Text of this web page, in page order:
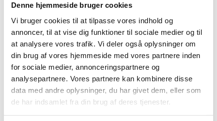
Denne hjemmeside bruger cookies
Vi bruger cookies til at tilpasse vores indhold og
annoncer, til at vise dig funktioner til sociale medier og til
at analysere vores trafik. Vi deler også oplysninger om
din brug af vores hjemmeside med vores partnere inden
for sociale medier, annonceringspartnere og
analysepartnere. Vores partnere kan kombinere disse
data med andre oplysninger, du har givet dem, eller som
de har indsamlet fra din brug af deres tjenester.
med fortsatte fredsbestræbelser.
Danmark har gennem årtier støttet de demokratiske
kræfter i landet og ydet humanitær bistand til de
mange flygtninge og internt fordrevne i landets
grænseområder. Ved at gøre Myanmar til et
prioritetsland for dansk udviklingssamarbejde og
åbne en dansk ambassade i landet den 1. august 2014
har man fra dansk side bekræftet sin støtte til den